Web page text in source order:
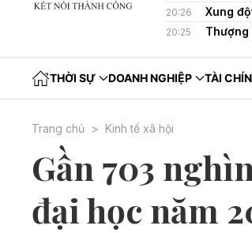
20:26 Xung
20:25
THỜI SỰ DOANH NGHIỆP TÀI
Trang chủ Kinh tế xã hội
Gần 703
đại học năm